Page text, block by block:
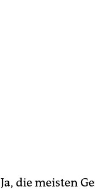
Ja, die meisten